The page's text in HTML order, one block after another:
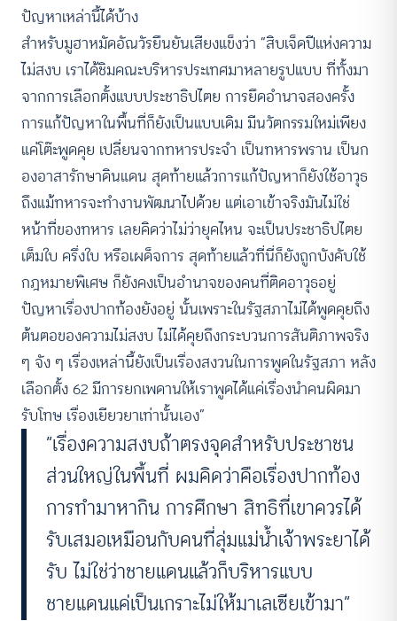
ปัญหาเหล่านี้ได้บ้าง
สำหรับมูฮาหมัดอัณวัรยืนยันเสียงแข็งว่า “สิบเจ็ดปีแห่งความ
ไม่สงบ เราได้ชิมคณะบริหารประเทศมาหลายรูปแบบ ที่ทั้งมา
จากการเลือกตั้งแบบประชาธิปไตย การยึดอำนาจสองครั้ง
การแก้ปัญหาในพื้นที่ก็ยังเป็นแบบเดิม มีนวัตกรรมใหม่เพียง
แค่โต๊ะพูดคุย เปลี่ยนจากทหารประจำ เป็นทหารพราน เป็นก
องอาสารักษาดินแดน สุดท้ายแล้วการแก้ปัญหาก็ยังใช้อาวุธ
ถึงแม้ทหารจะทำงานพัฒนาไปด้วย แต่เอาเข้าจริงมันไม่ใช่
หน้าที่ของทหาร เลยคิดว่าไม่ว่ายุคไหน จะเป็นประชาธิปไตย
เต็มใบ ครึ่งใบ หรือเผด็จการ สุดท้ายแล้วที่นี่ก็ยังถูกบังคับใช้
กฎหมายพิเศษ ก็ยังคงเป็นอำนาจของคนที่ติดอาวุธอยู่
ปัญหาเรื่องปากท้องยังอยู่ นั้นเพราะในรัฐสภาไม่ได้พูดคุยถึง
ต้นตอของความไม่สงบ ไม่ได้คุยถึงกระบวนการสันติภาพจริง
ๆ จัง ๆ เรื่องเหล่านี้ยังเป็นเรื่องสงวนในการพูดในรัฐสภา หลัง
เลือกตั้ง 62 มีการยกเพดานให้เราพูดได้แค่เรื่องนำคนผิดมา
รับโทษ เรื่องเยียวยาเท่านั้นเอง”
“เรื่องความสงบถ้าตรงจุดสำหรับประชาชน
ส่วนใหญ่ในพื้นที่ ผมคิดว่าคือเรื่องปากท้อง
การทำมาหากิน การศึกษา สิทธิที่เขาควรได้
รับเสมอเหมือนกับคนที่ลุ่มแม่น้ำเจ้าพระยาได้
รับ ไม่ใช่ว่าชายแดนแล้วก็บริหารแบบ
ชายแดนแค่เป็นเกราะไม่ให้มาเลเซียเข้ามา”